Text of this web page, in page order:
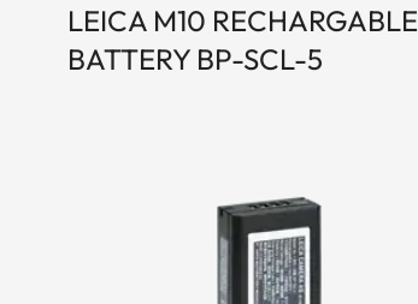
LEICA M10 RECHARGABLE
BATTERY BP-SCL-5